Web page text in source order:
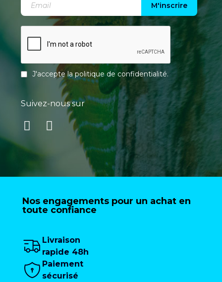
M'inscrire
J'accepte lapolitique de confidentialité.
Suivez-nous sur
Nos engagements pour un achat en
toute confiance
Livraison
rapide 48h
Paiement
sécurisé